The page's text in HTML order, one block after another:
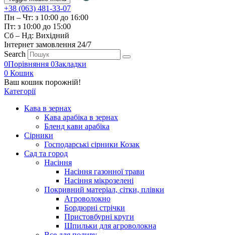
+38 (063) 481-33-07
Пн – Чт: з 10:00 до 16:00
Пт: з 10:00 до 15:00
Сб – Нд: Вихідний
Інтернет замовлення 24/7
Search
0Порівняння 0Закладки
0 Кошик
Ваш кошик порожній!
Категорії
Кава в зернах
Кава арабіка в зернах
Бленд кави арабіка
Сірники
Господарські сірники Козак
Сад та город
Насіння
Насіння газонної трави
Насіння мікрозелені
Покривний матеріал, сітки, плівки
Агроволокно
Бордюрні стрічки
Пристовбурні круги
Шпильки для агроволокна